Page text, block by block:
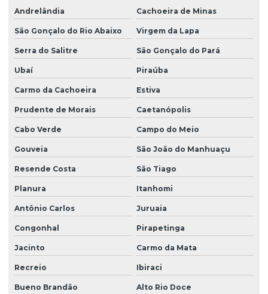
Andrelândia Cachoeira de Minas
São Gonçalo do Rio Abaixo Virgem da Lapa
Serra do Salitre São Gonçalo do Pará
Ubaí Piraúba
Carmo da Cachoeira Estiva
Prudente de Morais Caetanópolis
Cabo Verde Campo do Meio
Gouveia São João do Manhuaçu
Resende Costa São Tiago
Planura Itanhomi
Antônio Carlos Juruaia
Congonhal Pirapetinga
Jacinto Carmo da Mata
Recreio Ibiraci
Bueno Brandão Alto Rio Doce